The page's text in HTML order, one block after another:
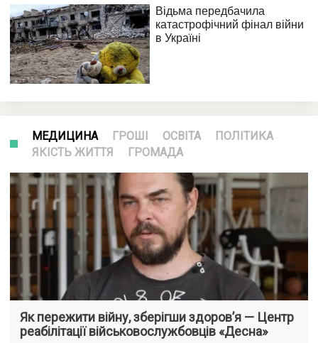
МЕДИЦИНА ГРОШІ ОСВІТА
ПОЛІТИКА
ЯКІСТЬ ЖИТТЯ
ГРОМАДА
Як пережити війну, зберігши здоров’я — Центр
реабілітації військовослужбовців «Десна»